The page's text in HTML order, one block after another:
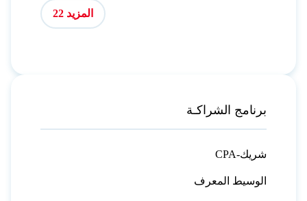
المزيد 22
برنامج الشراكـة
CPA-شريك
الوسيط المعرف